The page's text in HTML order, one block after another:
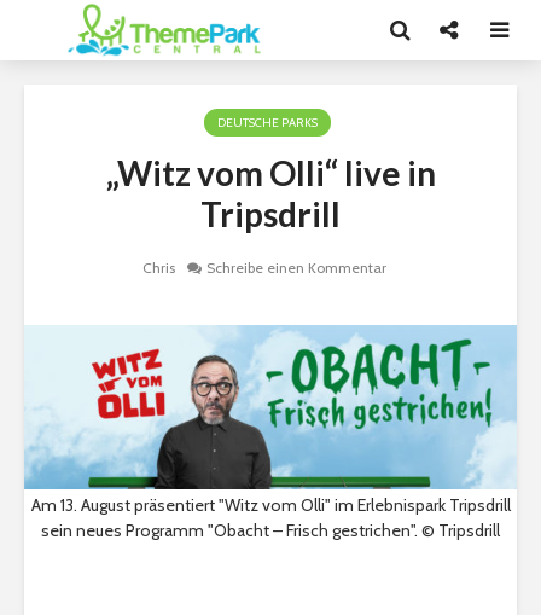
DEUTSCHE PARKS
„Witz vom Olli“ live in
Tripsdrill
Chris Schreibe einen Kommentar
Am 13. August präsentiert "Witz vom Olli" im Erlebnispark Tripsdrill
sein neues Programm "Obacht – Frisch gestrichen". © Tripsdrill